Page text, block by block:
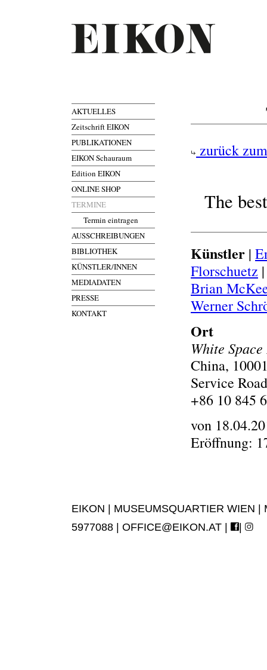
AKTUELLES
Zeitschrift EIKON
PUBLIKATIONEN
EIKON Schauraum
Edition EIKON
ONLINE SHOP
TERMINE
Termin eintragen
AUSSCHREIBUNGEN
BIBLIOTHEK
KÜNSTLER/INNEN
MEDIADATEN
PRESSE
KONTAKT
zurück
The
Künstler |
Florschuetz
Brian
Werner
Ort
White
China,
Service Road
+86 10 845
von
Eröffnung:
EIKON | MUSEUMSQUARTIER WIEN
5977088 | OFFICE@EIKON.AT | |